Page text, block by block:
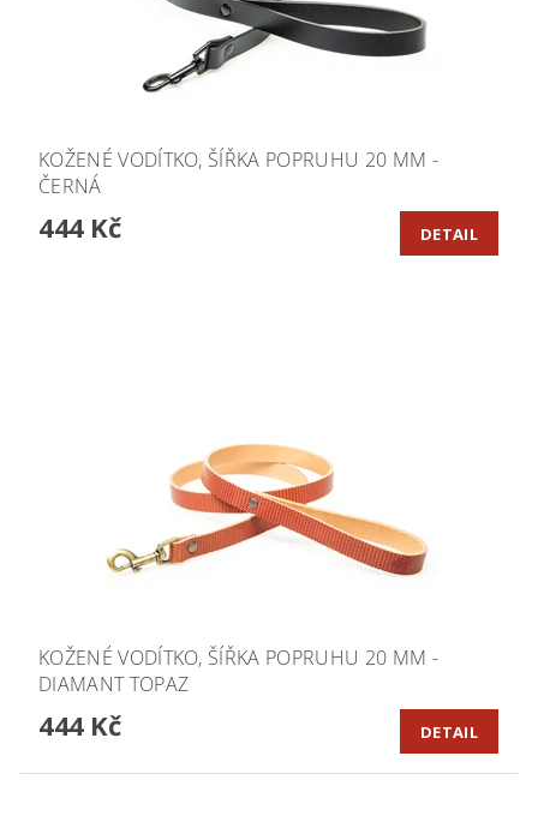
KOŽENÉ VODÍTKO, ŠÍŘKA POPRUHU 20 MM -
ČERNÁ
444 Kč DETAIL
KOŽENÉ VODÍTKO, ŠÍŘKA POPRUHU 20 MM -
DIAMANT TOPAZ
444 Kč DETAIL